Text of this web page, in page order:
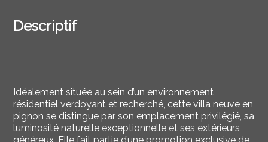
Descriptif
Idéalement située au sein d’un environnement
résidentiel verdoyant et recherché, cette villa neuve en
pignon se distingue par son emplacement privilégié, sa
luminosité naturelle exceptionnelle et ses extérieurs
généreux. Elle fait partie d’une promotion exclusive de